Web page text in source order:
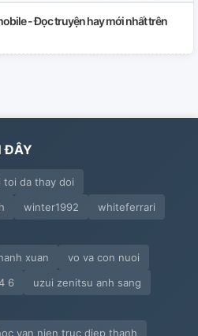
- Đọc truyện hay mới nhất trên
ĐÂY
toi da thay doi
winter1992
whiteferrari
xuan
vo va con nuoi
6
uzui zenitsu anh sang
van nien truc diep thanh